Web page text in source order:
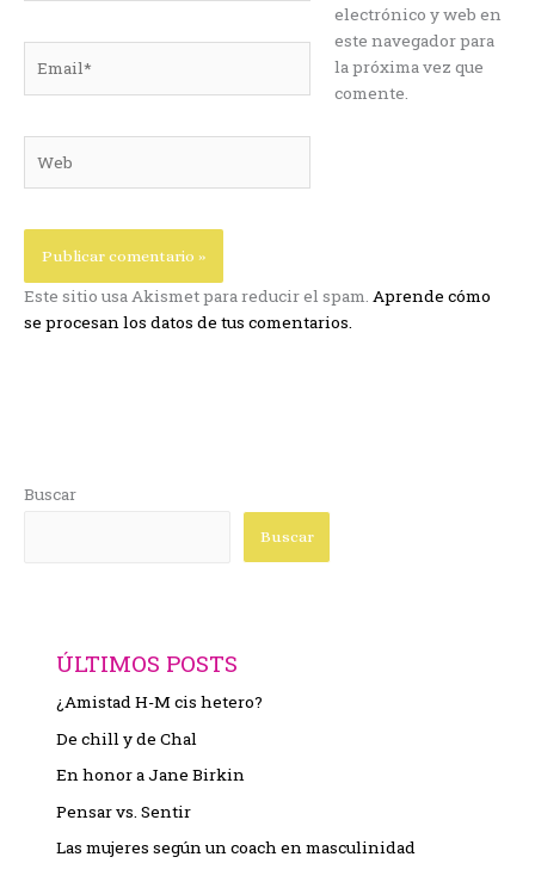
electrónico y web en
este navegador para
la próxima vez que
comente.
Este sitio usa Akismet para reducir el spam. Aprende cómo
se procesan los datos de tus comentarios.
Buscar
Buscar
ÚLTIMOS POSTS
¿Amistad H-M cis hetero?
De chill y de Chal
En honor a Jane Birkin
Pensar vs. Sentir
Las mujeres según un coach en masculinidad